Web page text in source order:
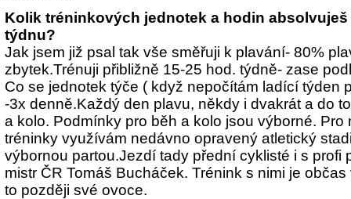
Kolik tréninkových jednotek a hodin
týdnu?
Jak jsem již psal tak vše směřuji k plavání- 80%
zbytek.Trénuji přibližně 15-25 hod. týdně- zase
Co se jednotek týče ( když nepočítám ladící týden
-3x denně.Každý den plavu, někdy i dvakrát a do
a kolo. Podmínky pro běh a kolo jsou výborné. Pro
tréninky využívám nedávno opravený atletický
výbornou partou.Jezdí tady přední cyklisté i s profi
mistr ČR Tomáš Bucháček. Trénink s nimi je
to později své ovoce.